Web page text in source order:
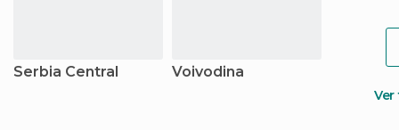
Serbia Central Voivodina